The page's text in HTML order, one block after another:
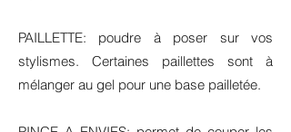
PAILLETTE: poudre à poser sur vos
stylismes. Certaines paillettes sont à
mélanger au gel pour une base pailletée.